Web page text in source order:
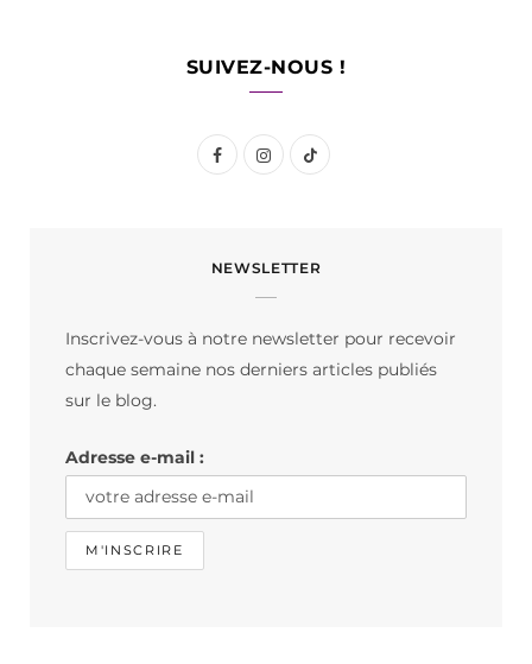
SUIVEZ-NOUS !
F
e
I
t
m
T
T
NEWSLETTER
Inscrivez-vous à notre newsletter pour recevoir
chaque semaine nos derniers articles publiés
sur le blog.
Adresse e-mail :